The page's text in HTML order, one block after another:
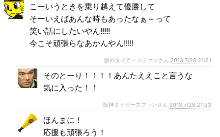
こーいうときを乗り越えて優勝して
そーいえばあんな時もあったなぁ～って
笑い話にしたいやん!!!!!
今こそ頑張らなあかんやん!!!!!
阪神タイガースファンさん 2013,7/28 21:21
そのとーり！！！！あんたええこと言うな
気に入った！！
阪神タイガースファンさん 2013,7/28 21:23
ほんまに！
応援も頑張ろう！